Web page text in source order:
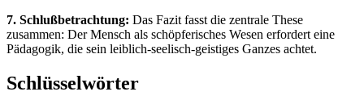
7. Schlußbetrachtung: Das Fazit fasst die zentrale These
zusammen: Der Mensch als schöpferisches Wesen erfordert eine
Pädagogik, die sein leiblich-seelisch-geistiges Ganzes achtet.
Schlüsselwörter